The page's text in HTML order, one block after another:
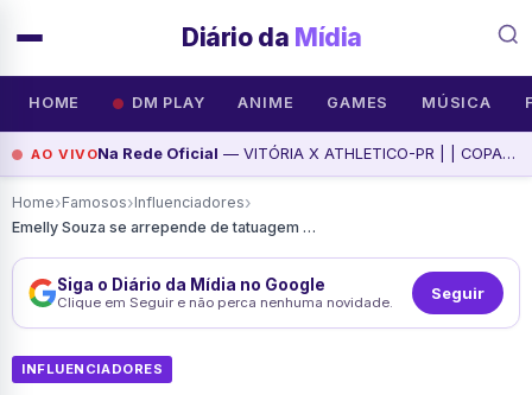
Diário da Mídia
HOME DM PLAY ANIME GAMES MÚSICA
AO VIVONa Rede Oficial — VITÓRIA X ATHLETICO-PR | | COPA DO BRASIL 2026 | JOGO COM IMAGENS DO BARRADÃO, assista agora
Home›Famosos›Influenciadores›
Emelly Souza se arrepende de tatuagem de Vini Jr após ataques
Siga o Diário da Mídia no Google
Clique em Seguir e não perca nenhuma novidade. Seguir
INFLUENCIADORES